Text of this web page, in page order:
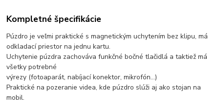
Kompletné špecifikácie
Púzdro je veľmi praktické s magnetickým uchytením bez klipu, má
odkladací priestor na jednu kartu.
Uchytenie púzdra zachováva funkčné bočné tlačidlá a taktiež má
všetky potrebné
výrezy (fotoaparát, nabíjací konektor, mikrofón...)
Praktické na pozeranie videa, kde púzdro slúži aj ako stojan na
mobil.